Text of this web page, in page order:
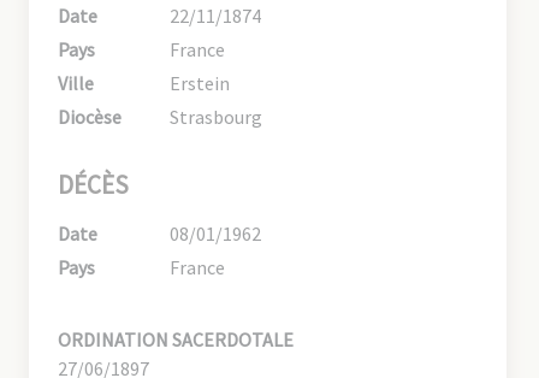
Date
22/11/1874
Pays
France
Ville
Erstein
Diocèse
Strasbourg
DÉCÈS
Date
08/01/1962
Pays
France
ORDINATION SACERDOTALE
27/06/1897